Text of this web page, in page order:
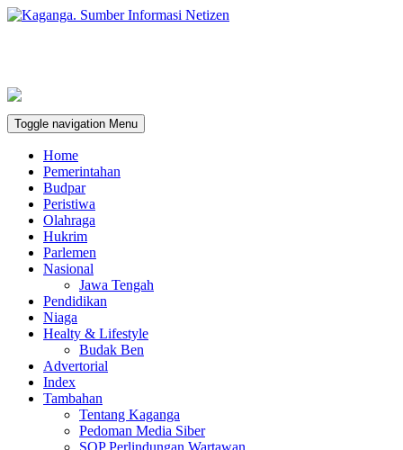
Toggle navigation Menu
Home
Pemerintahan
Budpar
Peristiwa
Olahraga
Hukrim
Parlemen
Nasional
Jawa Tengah
Pendidikan
Niaga
Healty & Lifestyle
Budak Ben
Advertorial
Index
Tambahan
Tentang Kaganga
Pedoman Media Siber